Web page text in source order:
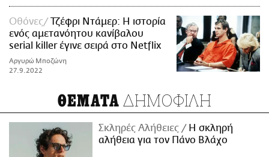
Οθόνες
Τζέφρι Ντάμερ: Η ιστορία
ενός αμετανόητου κανίβαλου
serial killer έγινε σειρά στο Netflix
Αργυρώ Μποζώνη
27.9.2022
ΘΕΜΑΤΑ ΔΗΜΟΦΙΛΗ
Σκληρές Αλήθειες
H σκληρή
αλήθεια για τον Πάνο Βλάχο